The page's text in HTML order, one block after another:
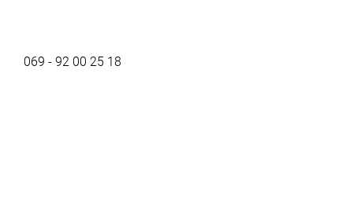
069 - 92 00 25 18